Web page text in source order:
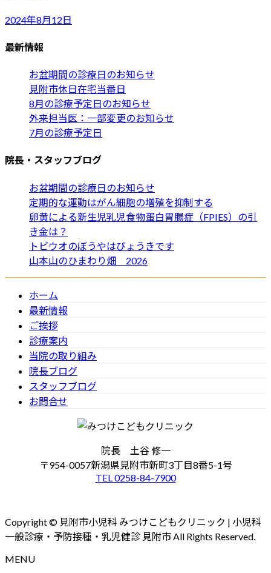
2024年8月12日
最新情報
お盆期間の診療日のお知らせ
見附市休日在宅当番日
8月の診療予定日のお知らせ
外来担当医：一部変更のお知らせ
7月の診療予定日
院長・スタッフブログ
お盆期間の診療日のお知らせ
定期的な運動はがん細胞の増殖を抑制する
卵黄による新生児乳児食物蛋白胃腸症（FPIES）の引
き金は？
トビウオのぼうやはびょうきです
山本山のひまわり畑 2026
ホーム
最新情報
ご挨拶
診療案内
当院の取り組み
院長ブログ
スタッフブログ
お問合せ
院長 土谷 修一
〒954-0057新潟県見附市新町3丁目8番5-1号
TEL 0258-84-7900
Copyright © 見附市小児科 みつけこどもクリニック | 小児科
一般診療・予防接種・乳児健診 見附市 All Rights Reserved.
MENU